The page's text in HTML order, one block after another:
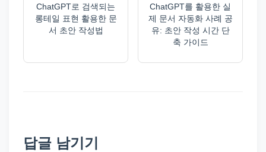
ChatGPT로 검색되는
롱테일 표현 활용한 문
서 초안 작성법
ChatGPT를 활용한 실
제 문서 자동화 사례 공
유: 초안 작성 시간 단
축 가이드
답글 남기기